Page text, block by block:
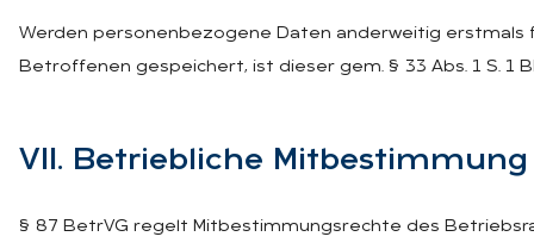
Werden personenbezogene Daten anderweitig erstmals
Betroffenen gespeichert, ist dieser gem. § 33 Abs. 1 S. 1
VII. Be­trieb­li­che Mit­be­stim­mung
§ 87 BetrVG regelt Mitbestimmungsrechte des